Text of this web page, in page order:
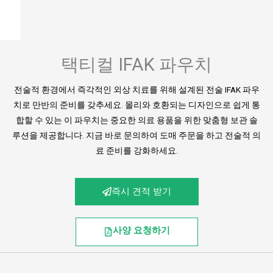
택티컬 IFAK 파우치
전술적 환경에서 즉각적인 외상 치료를 위해 설계된 전술 IFAK 파우
치로 만반의 준비를 갖추세요. 몰리와 호환되는 디자인으로 쉽게 통
합할 수 있는 이 파우치는 중요한 의료 용품을 위한 맞춤형 보관 솔
루션을 제공합니다. 지금 바로 문의하여 도매 주문을 하고 전술적 의
료 준비를 강화하세요.
즉시 견적 받기
사양 요청하기